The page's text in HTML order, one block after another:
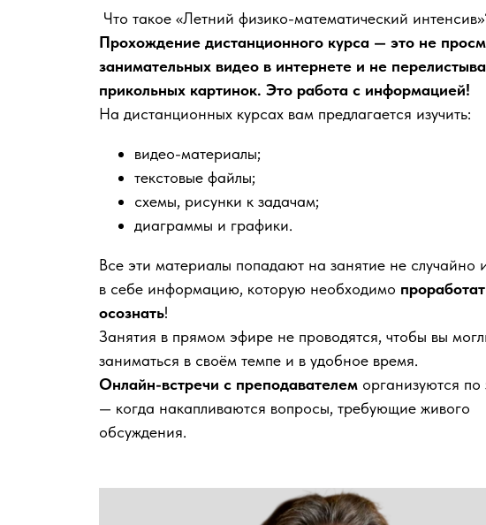
Что такое «Летний физико-математический
Прохождение дистанционного курса — это не
занимательных видео в интернете и не
прикольных картинок. Это работа с информацией!
На дистанционных курсах вам предлагается изучить:
видео-материалы;
текстовые файлы;
схемы, рисунки к задачам;
диаграммы и графики.
Все эти материалы попадают на занятие не случайно
в себе информацию, которую необходимо
осознать!
Занятия в прямом эфире не проводятся, чтобы вы
заниматься в своём темпе и в удобное время.
Онлайн-встречи с преподавателем организуются по
— когда накапливаются вопросы, требующие живого
обсуждения.